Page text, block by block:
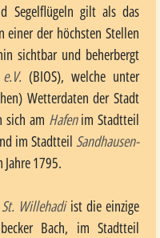
Segelflügeln gilt als das
einer der höchsten Stellen
sichtbar und beherbergt
(BIOS), welche unter
Wetterdaten der Stadt
sich am Hafenim Stadtteil
im Stadtteil Sandhausen-
1795.
St. Willehadiist die einzige
Bach, im Stadtteil